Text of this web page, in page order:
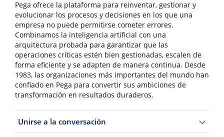
Pega ofrece la plataforma para reinventar, gestionar y
evolucionar los procesos y decisiones en los que una
empresa no puede permitirse cometer errores.
Combinamos la inteligencia artificial con una
arquitectura probada para garantizar que las
operaciones críticas estén bien gestionadas, escalen de
forma eficiente y se adapten de manera continua. Desde
1983, las organizaciones más importantes del mundo han
confiado en Pega para convertir sus ambiciones de
transformación en resultados duraderos.
Unirse a la conversación